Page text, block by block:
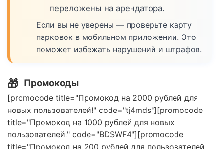
переложены на арендатора.
Если вы не уверены — проверьте карту
парковок в мобильном приложении. Это
поможет избежать нарушений и штрафов.
🎁 Промокоды
[promocode title="Промокод на 2000 рублей для
новых пользователей!" code="tj4mds"][promocode
title="Промокод на 1000 рублей для новых
пользователей!" code="BDSWF4"][promocode
title="Промокод на 200 рублей для пользователей,